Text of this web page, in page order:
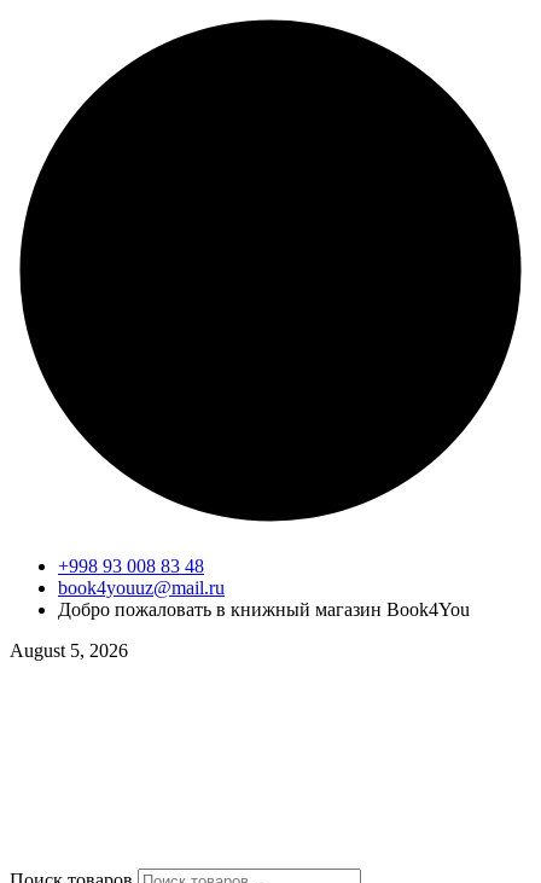
+998 93 008 83 48
book4youuz@mail.ru
Добро пожаловать в книжный магазин Book4You
August 5, 2026